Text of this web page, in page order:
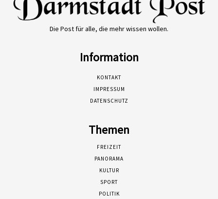
Die Post für alle, die mehr wissen wollen.
Information
KONTAKT
IMPRESSUM
DATENSCHUTZ
Themen
FREIZEIT
PANORAMA
KULTUR
SPORT
POLITIK